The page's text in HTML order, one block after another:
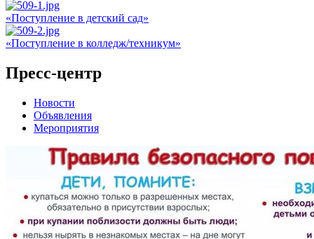
«Поступление в детский сад»
«Поступление в колледж/техникум»
Пресс-центр
Новости
Объявления
Мероприятия